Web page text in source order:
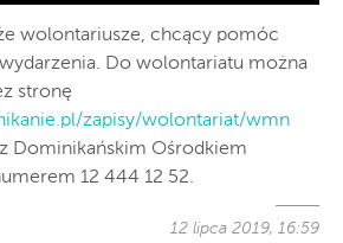
wolontariusze, chcący pomóc
Do wolontariatu można
stronę
zapisy/wolontariat/wmn
Dominikańskim Ośrodkiem
12 444 12 52.
12 lipca 2019, 16:59